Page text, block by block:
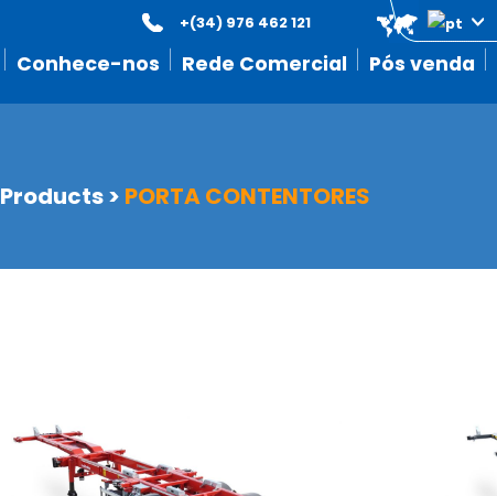
Conhece-nos Rede Comercial Pós venda
+(34) 976 462 121
Products> PORTA CONTENTORES